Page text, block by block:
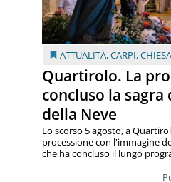
ATTUALITÀ,CARPI,CHIESA
Quartirolo. La
concluso la
della Neve
Lo scorso 5 agosto, a
processione con l'immagine
che ha concluso il lungo